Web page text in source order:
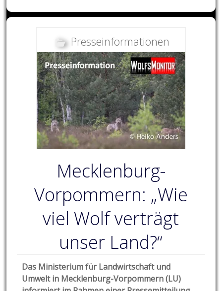
Presseinformationen
Mecklenburg-
Vorpommern: „Wie
viel Wolf verträgt
unser Land?“
Das Ministerium für Landwirtschaft und
Umwelt in Mecklenburg-Vorpommern (LU)